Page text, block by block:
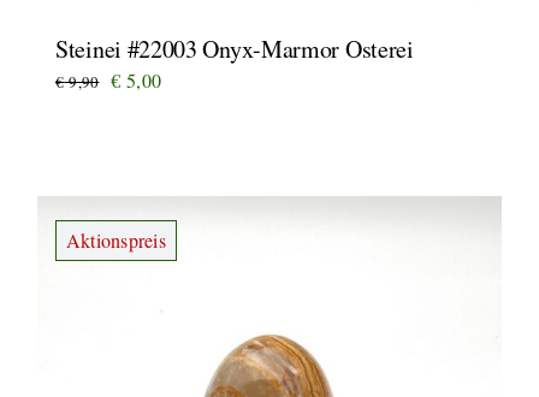
Steinei #22003 Onyx-Marmor Osterei
€9,90 Ursprünglicher
€5,00Aktueller
Aktionspreis